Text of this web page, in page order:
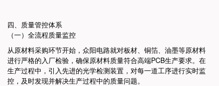
四、质量管控体系
（一）全流程质量监控
从原材料采购环节开始，众阳电路就对板材、铜箔、油墨等原材料
进行严格的入厂检验，确保原材料质量符合高端PCB生产要求。 在
生产过程中，引入先进的光学检测装置，对每一道工序进行实时监
控，及时发现并解决生产过程中的质量问题。